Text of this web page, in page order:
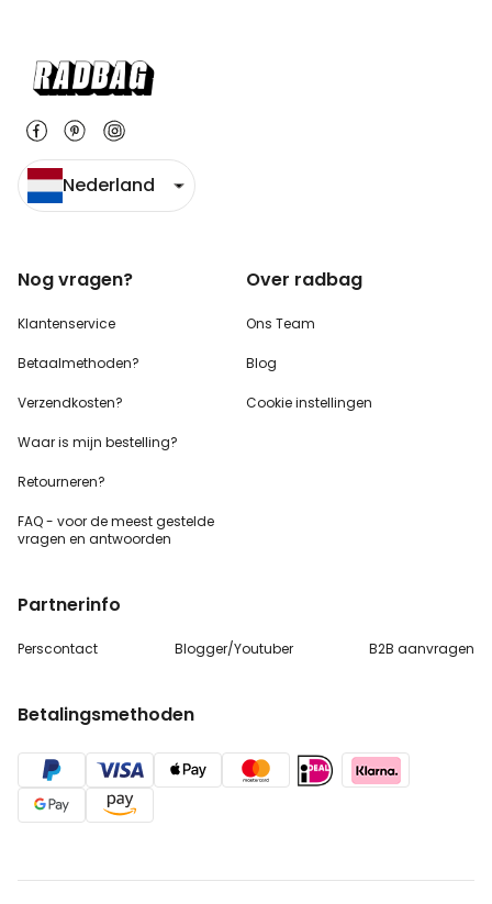
Nederland
Nog vragen?
Klantenservice
Betaalmethoden?
Verzendkosten?
Waar is mijn bestelling?
Retourneren?
FAQ - voor demeest gestelde
vragen en antwoorden
Over radbag
Ons Team
Blog
Cookie instellingen
Partnerinfo
Perscontact Blogger/Youtuber B2B aanvragen
Betalingsmethoden